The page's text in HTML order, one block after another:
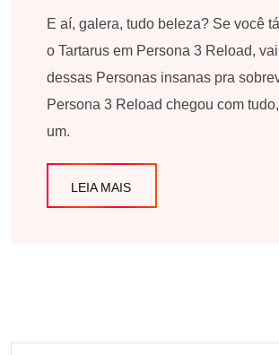
E aí, galera, tudo beleza? Se você
o Tartarus em Persona 3 Reload,
dessas Personas insanas pra
Persona 3 Reload chegou com
um.
LEIA MAIS